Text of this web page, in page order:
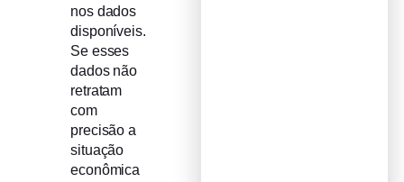
nos dados
disponíveis.
Se esses
dados não
retratam
com
precisão a
situação
econômica